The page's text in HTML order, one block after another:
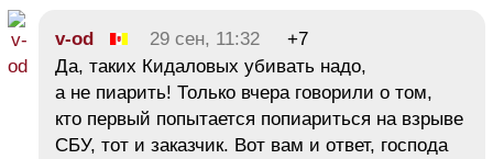
v-od 29 сен, 11:32
+7
Да, таких Кидаловых убивать надо,
а не пиарить! Только вчера говорили о том,
кто первый попытается попиариться на взрыве
СБУ, тот и заказчик. Вот вам и ответ, господа